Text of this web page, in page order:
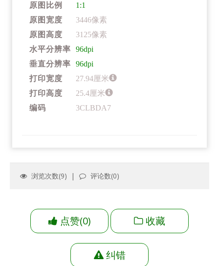
原图比例
1:1
原图宽度
3446像素
原图高度
3125像素
水平分辨率
96dpi
垂直分辨率
96dpi
打印宽度
27.94厘米
打印高度
25.4厘米
编码
3CLBDA7
浏览次数(9) | 评论数(0)
点赞(0) 收藏
纠错